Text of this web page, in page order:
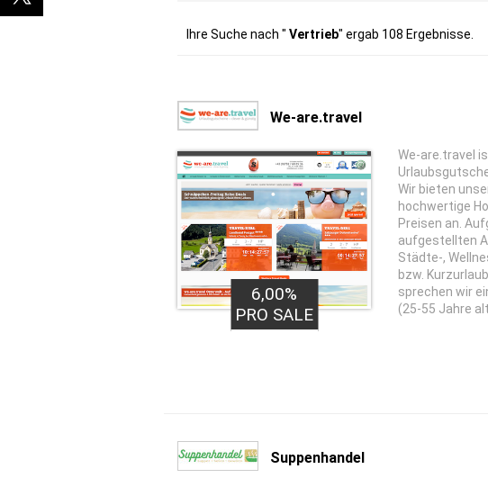
Ihre Suche nach " Vertrieb" ergab 108 Ergebnisse.
We-are.travel
6,00%
PRO SALE
We-are.travel
Wir bieten
hochwertige
Preisen an.
aufgestellten
Städte-,
bzw.
sprechen wir
(25-55 Jahre
Suppenhandel